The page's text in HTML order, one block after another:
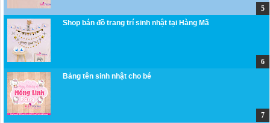
Shop bán đồ trang trí sinh nhật tại Hàng Mã
Bảng tên sinh nhật cho bé